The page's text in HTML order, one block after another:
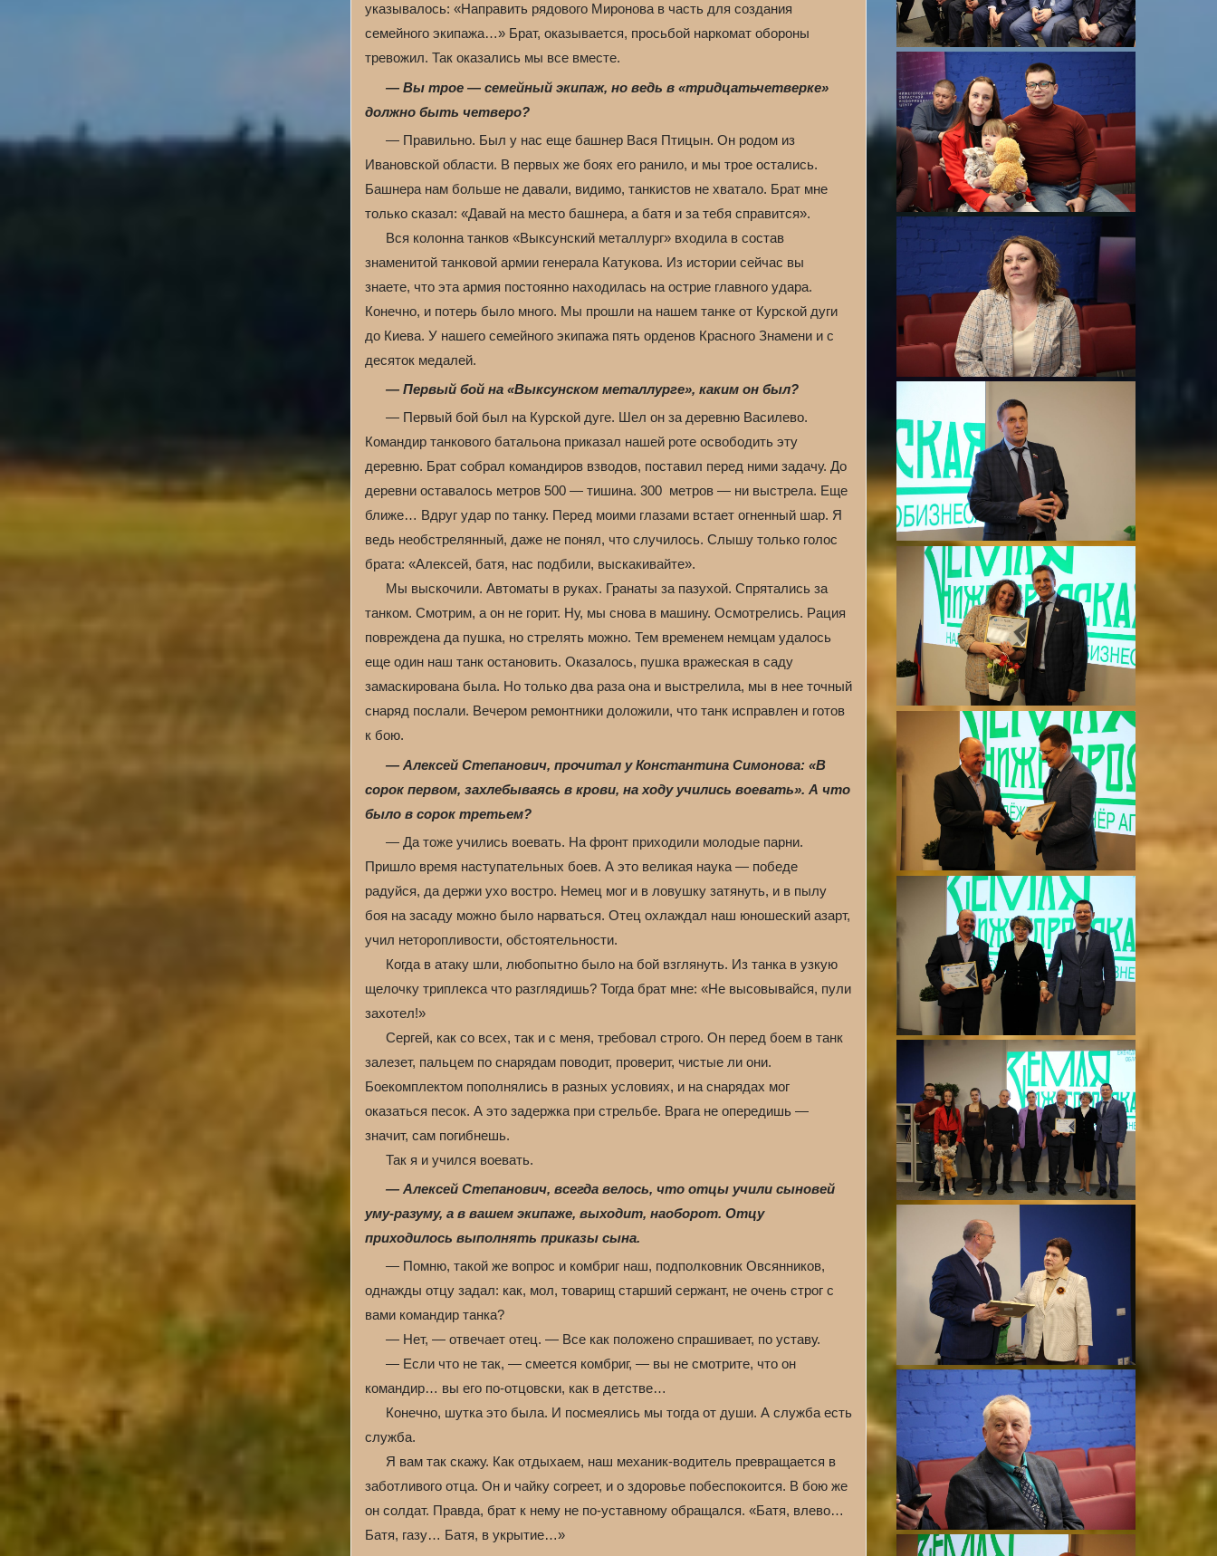
указывалось: «Направить рядового Миронова в часть для создания
семейного экипажа…» Брат, оказывается, просьбой наркомат обороны
тревожил. Так оказались мы все вместе.
— Вы трое — семейный экипаж, но ведь в «тридцатьчетверке»
должно быть четверо?
— Правильно. Был у нас еще башнер Вася Птицын. Он родом из
Ивановской области. В первых же боях его ранило, и мы трое остались.
Башнера нам больше не давали, видимо, танкистов не хватало. Брат мне
только сказал: «Давай на место башнера, а батя и за тебя справится».
Вся колонна танков «Выксунский металлург» входила в состав
знаменитой танковой армии генерала Катукова. Из истории сейчас вы
знаете, что эта армия постоянно находилась на острие главного удара.
Конечно, и потерь было много. Мы прошли на нашем танке от Курской дуги
до Киева. У нашего семейного экипажа пять орденов Красного Знамени и с
десяток медалей.
— Первый бой на «Выксунском металлурге», каким он был?
— Первый бой был на Курской дуге. Шел он за деревню Василево.
Командир танкового батальона приказал нашей роте освободить эту
деревню. Брат собрал командиров взводов, поставил перед ними задачу. До
деревни оставалось метров 500 — тишина. 300 метров — ни выстрела. Еще
ближе… Вдруг удар по танку. Перед моими глазами встает огненный шар. Я
ведь необстрелянный, даже не понял, что случилось. Слышу только голос
брата: «Алексей, батя, нас подбили, выскакивайте».
Мы выскочили. Автоматы в руках. Гранаты за пазухой. Спрятались за
танком. Смотрим, а он не горит. Ну, мы снова в машину. Осмотрелись. Рация
повреждена да пушка, но стрелять можно. Тем временем немцам удалось
еще один наш танк остановить. Оказалось, пушка вражеская в саду
замаскирована была. Но только два раза она и выстрелила, мы в нее точный
снаряд послали. Вечером ремонтники доложили, что танк исправлен и готов
к бою.
— Алексей Степанович, прочитал у Константина Симонова: «В
сорок первом, захлебываясь в крови, на ходу учились воевать». А что
было в сорок третьем?
— Да тоже учились воевать. На фронт приходили молодые парни.
Пришло время наступательных боев. А это великая наука — победе
радуйся, да держи ухо востро. Немец мог и в ловушку затянуть, и в пылу
боя на засаду можно было нарваться. Отец охлаждал наш юношеский азарт,
учил неторопливости, обстоятельности.
Когда в атаку шли, любопытно было на бой взглянуть. Из танка в узкую
щелочку триплекса что разглядишь? Тогда брат мне: «Не высовывайся, пули
захотел!»
Сергей, как со всех, так и с меня, требовал строго. Он перед боем в танк
залезет, пальцем по снарядам поводит, проверит, чистые ли они.
Боекомплектом пополнялись в разных условиях, и на снарядах мог
оказаться песок. А это задержка при стрельбе. Врага не опередишь —
значит, сам погибнешь.
Так я и учился воевать.
— Алексей Степанович, всегда велось, что отцы учили сыновей
уму-разуму, а в вашем экипаже, выходит, наоборот. Отцу
приходилось выполнять приказы сына.
— Помню, такой же вопрос и комбриг наш, подполковник Овсянников,
однажды отцу задал: как, мол, товарищ старший сержант, не очень строг с
вами командир танка?
— Нет, — отвечает отец. — Все как положено спрашивает, по уставу.
— Если что не так, — смеется комбриг, — вы не смотрите, что он
командир… вы его по-отцовски, как в детстве…
Конечно, шутка это была. И посмеялись мы тогда от души. А служба есть
служба.
Я вам так скажу. Как отдыхаем, наш механик-водитель превращается в
заботливого отца. Он и чайку согреет, и о здоровье побеспокоится. В бою же
он солдат. Правда, брат к нему не по-уставному обращался. «Батя, влево…
Батя, газу… Батя, в укрытие…»